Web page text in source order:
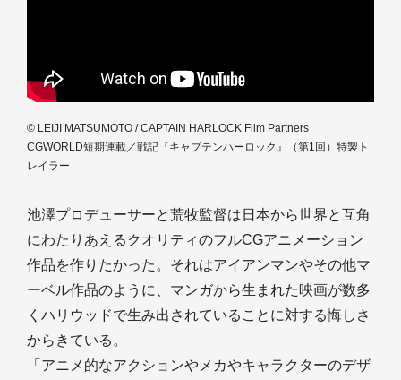
© LEIJI MATSUMOTO / CAPTAIN HARLOCK Film Partners
CGWORLD短期連載／戦記『キャプテンハーロック』（第1回）特製ト
レイラー
池澤プロデューサーと荒牧監督は日本から世界と互角
にわたりあえるクオリティのフルCGアニメーション
作品を作りたかった。それはアイアンマンやその他マ
ーベル作品のように、マンガから生まれた映画が数多
くハリウッドで生み出されていることに対する悔しさ
からきている。
「アニメ的なアクションやメカやキャラクターのデザ